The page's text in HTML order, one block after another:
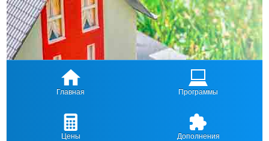
Главная Программы
Цены Дополнения